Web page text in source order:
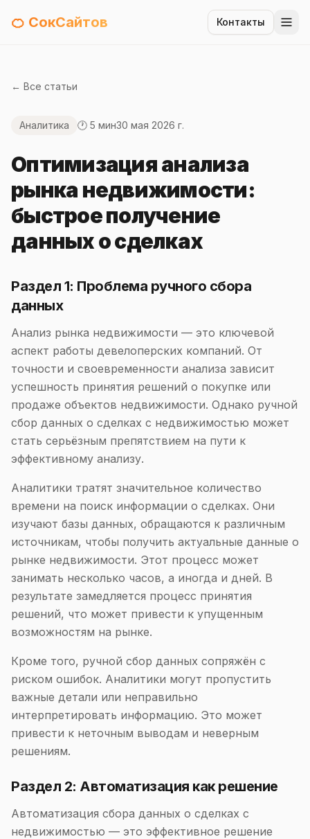
🍊 СокСайтов Контакты
← Все статьи
Аналитика 🕐 5 мин30 мая 2026 г.
Оптимизация анализа
рынка недвижимости:
быстрое получение
данных о сделках
Раздел 1: Проблема ручного сбора
данных
Анализ рынка недвижимости — это ключевой
аспект работы девелоперских компаний. От
точности и своевременности анализа зависит
успешность принятия решений о покупке или
продаже объектов недвижимости. Однако ручной
сбор данных о сделках с недвижимостью может
стать серьёзным препятствием на пути к
эффективному анализу.
Аналитики тратят значительное количество
времени на поиск информации о сделках. Они
изучают базы данных, обращаются к различным
источникам, чтобы получить актуальные данные о
рынке недвижимости. Этот процесс может
занимать несколько часов, а иногда и дней. В
результате замедляется процесс принятия
решений, что может привести к упущенным
возможностям на рынке.
Кроме того, ручной сбор данных сопряжён с
риском ошибок. Аналитики могут пропустить
важные детали или неправильно
интерпретировать информацию. Это может
привести к неточным выводам и неверным
решениям.
Раздел 2: Автоматизация как решение
Автоматизация сбора данных о сделках с
недвижимостью — это эффективное решение